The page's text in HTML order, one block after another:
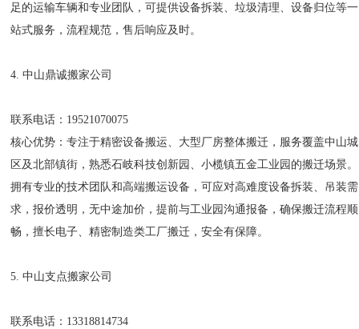
足的运输车辆和专业团队，可提供设备拆装、垃圾清理、设备归位等一
站式服务，流程规范，售后响应及时。
4. 中山鼎诚搬家公司
联系电话：19521070075
核心优势：专注于精密设备搬运、大型厂房整体搬迁，服务覆盖中山城
区及北部镇街，熟悉石岐科技创新园、小榄镇五金工业园的搬迁场景。
拥有专业的技术团队和高端搬运设备，可应对高难度设备拆装、吊装需
求，报价透明，无中途加价，提前与工业园沟通报备，确保搬迁流程顺
畅，擅长电子、精密制造类工厂搬迁，安全有保障。
5. 中山支点搬家公司
联系电话：13318814734